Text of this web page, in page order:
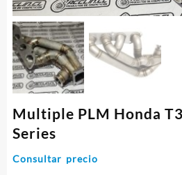
Multiple PLM Honda
Series
Consultar precio